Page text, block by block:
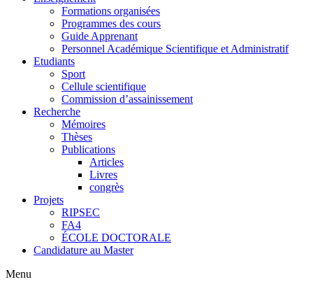
Formations organisées
Programmes des cours
Guide Apprenant
Personnel Académique Scientifique et Administratif
Etudiants
Sport
Cellule scientifique
Commission d’assainissement
Recherche
Mémoires
Thèses
Publications
Articles
Livres
congrès
Projets
RIPSEC
FA4
ÉCOLE DOCTORALE
Candidature au Master
Menu